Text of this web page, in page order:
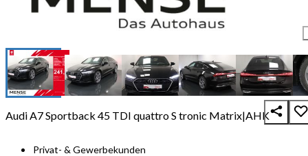
Audi A7 Sportback 45 TDI quattro S tronic Matrix|AHK
Privat- & Gewerbekunden